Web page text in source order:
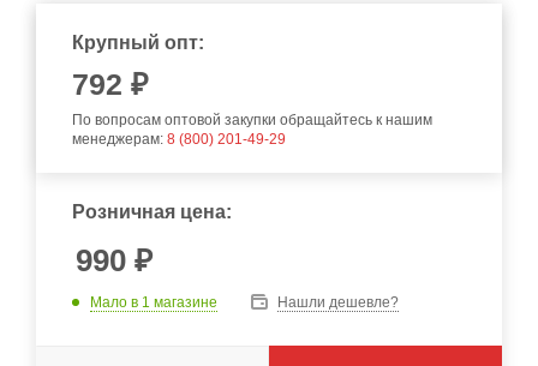
Крупный опт:
792 ₽
По вопросам оптовой закупки обращайтесь к нашим
менеджерам: 8 (800) 201-49-29
Розничная цена:
990 ₽
Мало в 1 магазине Нашли дешевле?